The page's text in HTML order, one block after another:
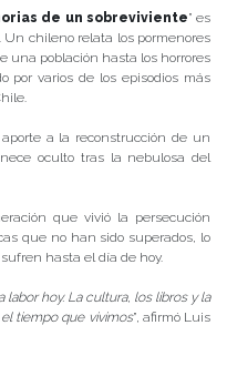
de un sobreviviente” es
chileno relata los pormenores
una población hasta los horrores
por varios de los episodios más
a la reconstrucción de un
oculto tras la nebulosa del
que vivió la persecución
que no han sido superados, lo
hasta el día de hoy.
hoy. La cultura, los libros y la
tiempo que vivimos”, afirmó Luis